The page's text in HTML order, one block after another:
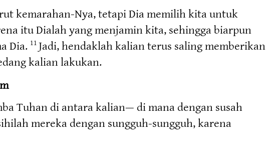
kemarahan-Nya, tetapi Dia memilih kita untuk
itu Dialah yang menjamin kita, sehingga biarpun
Dia. 11 Jadi, hendaklah kalian terus saling memberikan
kalian lakukan.
Tuhan di antara kalian— di mana dengan susah
mereka dengan sungguh-sungguh, karena